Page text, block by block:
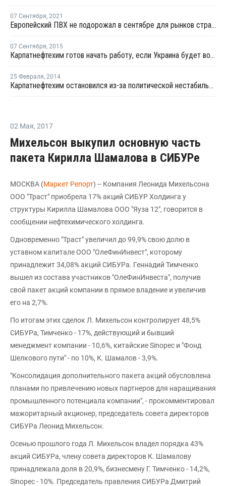
07 Сентября, 2021
Европейский ПВХ не подорожал в сентябре для рынков стран СНГ
07 Сентября, 2015
Карпатнефтехим готов начать работу, если Украина будет возвращать НДС - В. Алекперов
25 Февраля, 2014
Карпатнефтехим остановился из-за политической нестабильности в Украине
02 Мая, 2017
Михельсон выкупил основную часть
пакета Кирилла Шамалова в СИБУРе
MOСКВА (Маркет Репорт) -- Компания Леонида Михельсона
ООО "Траст" приобрела 17% акций СИБУР Холдинга у
структуры Кирилла Шамалова ООО "Яуза 12", говорится в
сообщении нефтехимического холдинга.
Одновременно "Траст" увеличил до 99,9% свою долю в
уставном капитале ООО "ОлеФинИнвест", которому
принадлежит 34,08% акций СИБУРа. Геннадий Тимченко
вышел из состава участников "ОлеФинИнвеста", получив
свой пакет акций компании в прямое владение и увеличив
его на 2,7%.
По итогам этих сделок Л. Михельсон контролирует 48,5%
СИБУРа, Тимченко - 17%, действующий и бывший
менеджмент компании - 10,6%, китайские Sinopec и "Фонд
Шелкового пути" - по 10%, К. Шамалов - 3,9%.
"Консолидация дополнительного пакета акций обусловлена
планами по привлечению новых партнеров для наращивания
промышленного потенциала компании", - прокомментировал
мажоритарный акционер, председатель совета директоров
СИБУРа Леонид Михельсон.
Осенью прошлого года Л. Михельсон владел порядка 43%
акций СИБУРа, члену совета директоров К. Шамалову
принадлежала доля в 20,9%, бизнесмену Г. Тимченко - 14,2%,
Sinopec - 10%. Председатель правления СИБУРа Дмитрий